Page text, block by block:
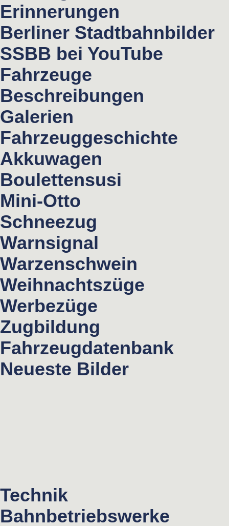
Erinnerungen
Berliner Stadtbahnbilder
SSBB bei YouTube
Fahrzeuge
Beschreibungen
Galerien
Fahrzeuggeschichte
Akkuwagen
Boulettensusi
Mini-Otto
Schneezug
Warnsignal
Warzenschwein
Weihnachtszüge
Werbezüge
Zugbildung
Fahrzeugdatenbank
Neueste Bilder
Technik
Bahnbetriebswerke